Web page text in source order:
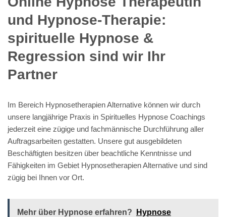
und Hypnose-Therapie:
spirituelle Hypnose &
Regression sind wir Ihr
Partner
Im Bereich Hypnosetherapien Alternative können wir durch
unsere langjährige Praxis in Spirituelles Hypnose Coachings
jederzeit eine zügige und fachmännische Durchführung aller
Auftragsarbeiten gestatten. Unsere gut ausgebildeten
Beschäftigten besitzen über beachtliche Kenntnisse und
Fähigkeiten im Gebiet Hypnosetherapien Alternative und sind
zügig bei Ihnen vor Ort.
Mehr über Hypnose erfahren?
Hypnose